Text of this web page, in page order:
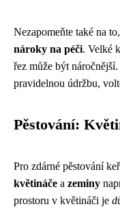
Nezapomeňte také na
nároky na péči. Velké
řez může být
pravidelnou údržbu,
Pěstování:
Pro zdárné pěstování
květináče a zeminy
prostoru v květináči je